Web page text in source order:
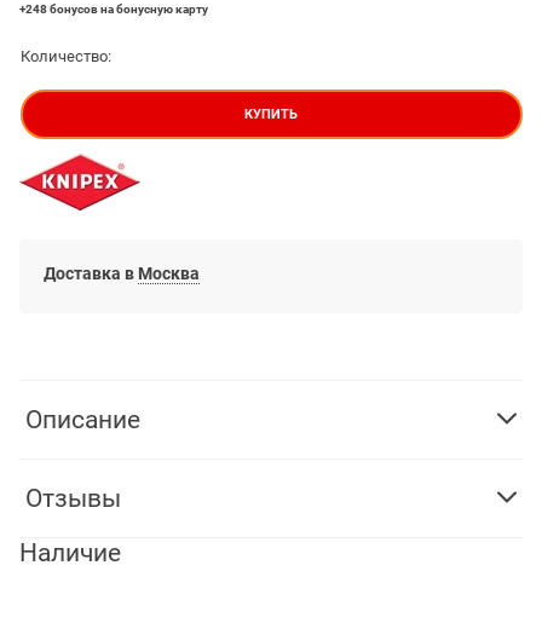
+248 бонусовна бонусную карту
Количество:
КУПИТЬ
Доставка в Москва
Описание
Отзывы
Наличие